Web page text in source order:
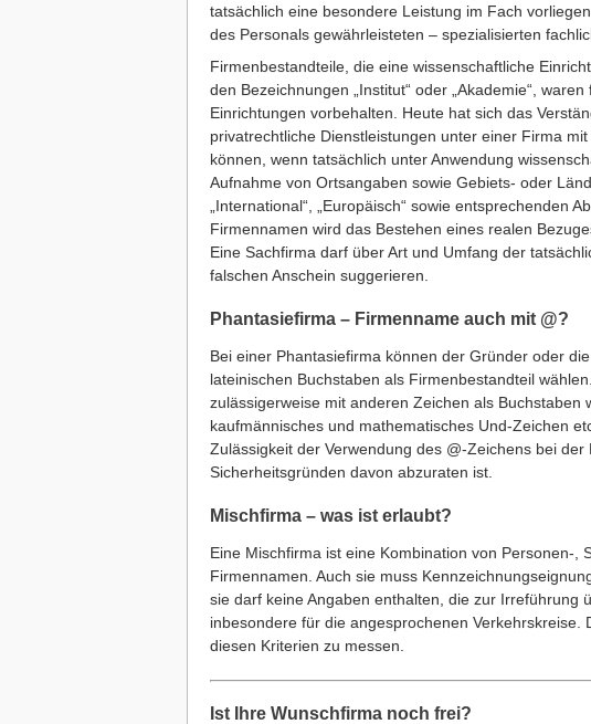
tatsächlich eine besondere Leistung im Fach
des Personals gewährleisteten – spezialisierten
Firmenbestandteile, die eine wissenschaftliche
den Bezeichnungen „Institut“ oder „Akademie“,
Einrichtungen vorbehalten. Heute hat sich das
privatrechtliche Dienstleistungen unter einer Firma
können, wenn tatsächlich unter Anwendung
Aufnahme von Ortsangaben sowie Gebiets- oder
„International“, „Europäisch“ sowie entsprechenden
Firmennamen wird das Bestehen eines realen
Eine Sachfirma darf über Art und Umfang der
falschen Anschein suggerieren.
Phantasiefirma – Firmenname auch mit @?
Bei einer Phantasiefirma können der Gründer oder
lateinischen Buchstaben als Firmenbestandteil
zulässigerweise mit anderen Zeichen als Buchstaben
kaufmännisches und mathematisches Und-Zeichen
Zulässigkeit der Verwendung des @-Zeichens bei
Sicherheitsgründen davon abzuraten ist.
Mischfirma – was ist erlaubt?
Eine Mischfirma ist eine Kombination von Personen-,
Firmennamen. Auch sie muss
sie darf keine Angaben enthalten, die zur Irreführung
inbesondere für die angesprochenen Verkehrskreise.
diesen Kriterien zu messen.
Ist Ihre Wunschfirma noch frei?